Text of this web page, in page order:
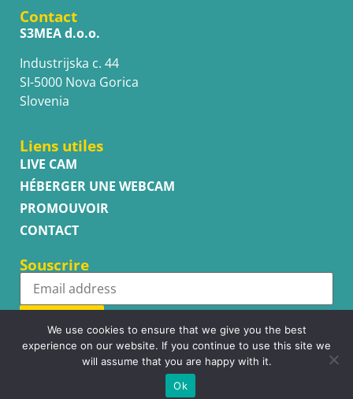
Contact
S3MEA d.o.o.
Industrijska c. 44
SI-5000 Nova Gorica
Slovenia
Liens utiles
LIVE CAM
HÉBERGER UNE WEBCAM
PROMOUVOIR
CONTACT
Souscrire
Subscribe
Copyright © WhatsupCams 2016 - 2026. All right reserved.
We use cookies to ensure that we give you the best
experience on our website. If you continue to use this site we
will assume that you are happy with it.
Ok